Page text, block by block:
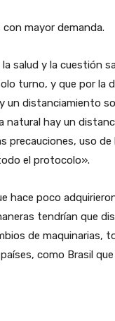
mayor demanda.
salud y la cuestión
turno, y que por la
un distanciamiento
natural hay un
precauciones, uso de
el protocolo».
hace poco
tendrían que
de maquinarias,
como Brasil